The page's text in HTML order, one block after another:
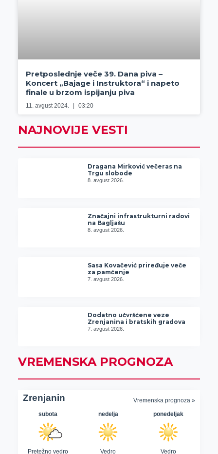
Pretposlednje veče 39. Dana piva –
Koncert „Bajage i Instruktora“ i napeto
finale u brzom ispijanju piva
11. avgust 2024. 03:20
NAJNOVIJE VESTI
Dragana Mirković večeras na
Trgu slobode
8. avgust 2026.
Značajni infrastrukturni radovi
na Bagljašu
8. avgust 2026.
Sasa Kovačević priređuje veče
za pamćenje
7. avgust 2026.
Dodatno učvršćene veze
Zrenjanina i bratskih gradova
7. avgust 2026.
VREMENSKA PROGNOZA